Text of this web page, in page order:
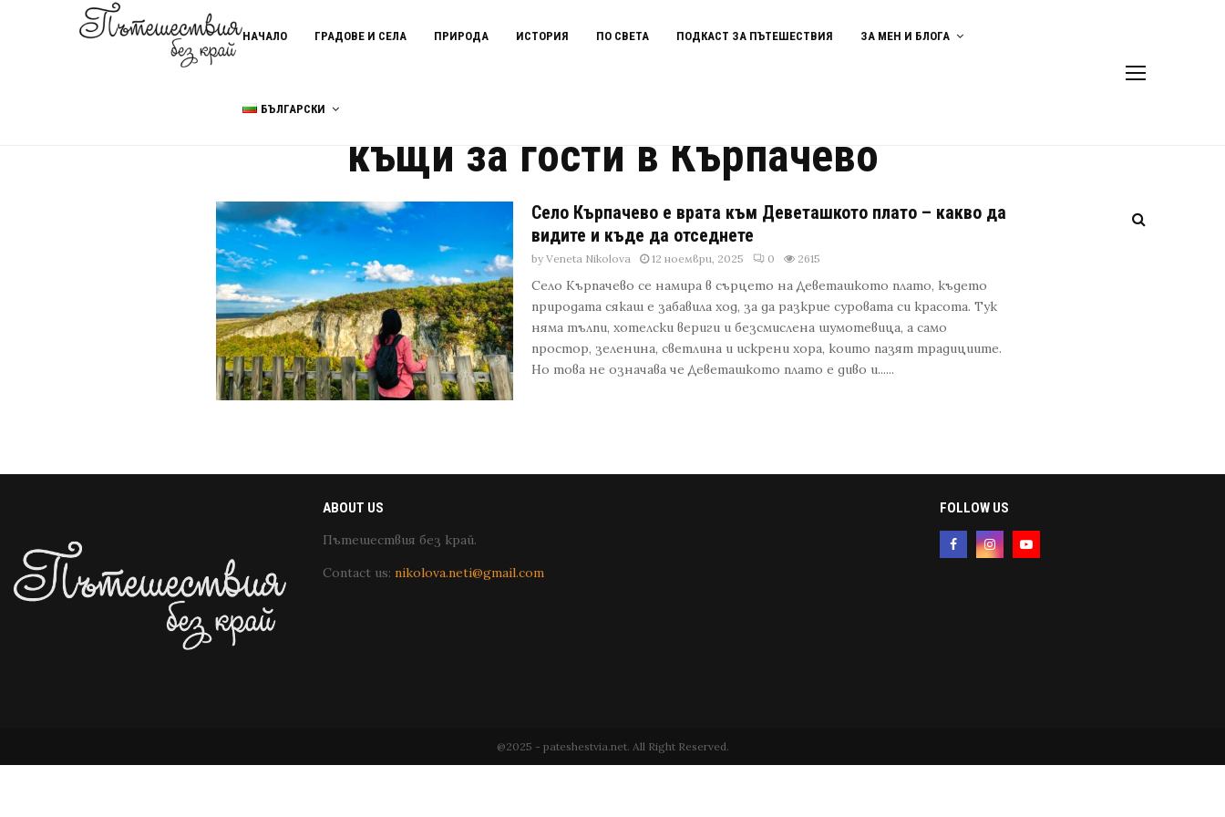
НАЧАЛО ГРАДОВЕ И СЕЛА ПРИРОДА ИСТОРИЯ ПО СВЕТА ПОДКАСТ ЗА ПЪТЕШЕСТВИЯ ЗА МЕН И БЛОГА
БЪЛГАРСКИ
Home къщи за гости в Кърпачево
къщи за гости в Кърпачево
Село Кърпачево е врата към Деветашкото плато – какво да
видите и къде да отседнете
byVeneta Nikolova 12 ноември, 2025 0 2615
Село Кърпачево се намира в сърцето на Деветашкото плато, където
природата сякаш е забавила ход, за да разкрие суровата си красота. Тук
няма тълпи, хотелски вериги и безсмислена шумотевица, а само
простор, зеленина, светлина и искрени хора, които пазят традициите.
Но това не означава че Деветашкото плато е диво и......
ABOUT US
Пътешествия без край.
Contact us: nikolova.neti@gmail.com
FOLLOW US
@2025 - pateshestvia.net. All Right Reserved.